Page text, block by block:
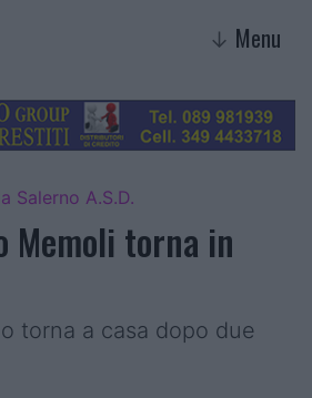
↓ Menu
Salerno A.S.D.
Memoli torna in
torna a casa dopo due